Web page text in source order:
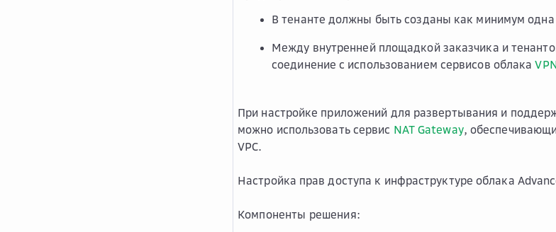
В тенанте должны быть созданы как минимум
Между внутренней площадкой заказчика и
соединение с использованием сервисов облака
При настройке приложений для развертывания и
можно использовать сервис NAT Gateway,
VPC.
Настройка прав доступа к инфраструктуре облака
Компоненты решения: